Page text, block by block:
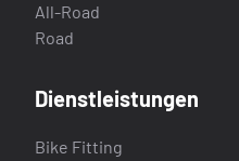
All-Road
Road
Dienstleistungen
Bike Fitting